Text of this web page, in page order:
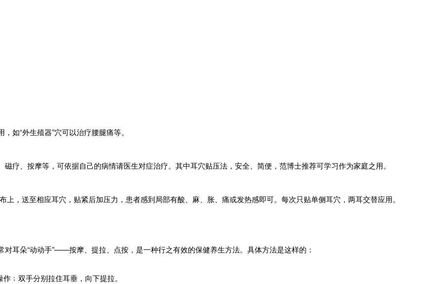
如“外生殖器”穴可以治疗腰腿痛等。
疗、按摩等，可依据自己的病情请医生对症治疗。其中耳穴贴压法，安全、简便，范博士推荐可学习作为家庭之用。
上，送至相应耳穴，贴紧后加压力，患者感到局部有酸、麻、胀、痛或发热感即可。每次只贴单侧耳穴，两耳交替应用。
耳朵“动动手”——按摩、提拉、点按，是一种行之有效的保健养生方法。具体方法是这样的：
﹔双手分别拉住耳垂，向下提拉。